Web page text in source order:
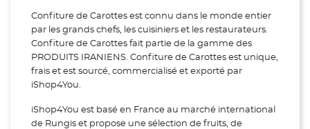
Confiture de Carottes est connu dans le monde entier
par les grands chefs, les cuisiniers et les restaurateurs.
Confiture de Carottes fait partie de la gamme des
PRODUITS IRANIENS. Confiture de Carottes est unique,
frais et est sourcé, commercialisé et exporté par
iShop4You.
iShop4You est basé en France au marché international
de Rungis et propose une sélection de fruits, de